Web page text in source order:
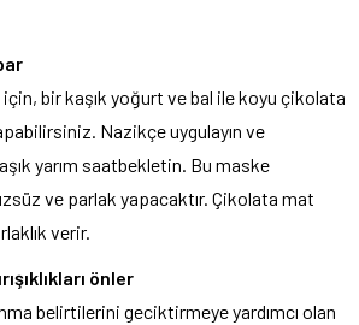
için, bir kaşık yoğurt ve bal ile koyu çikolata
Nazikçe uygulayın ve
yarım saatbekletin. Bu maske
ve parlak yapacaktır. Çikolata mat
verir.
önler
belirtilerini geciktirmeye yardımcı olan